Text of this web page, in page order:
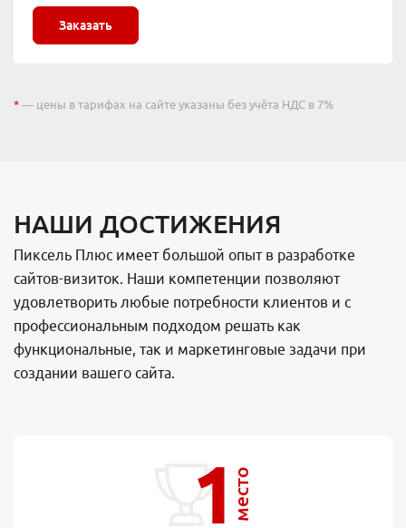
Заказать
* — цены в тарифах на сайте указаны без учёта НДС в 7%
НАШИ ДОСТИЖЕНИЯ
Пиксель Плюс имеет большой опыт в разработке
сайтов-визиток. Наши компетенции позволяют
удовлетворить любые потребности клиентов и с
профессиональным подходом решать как
функциональные, так и маркетинговые задачи при
создании вашего сайта.
1 место